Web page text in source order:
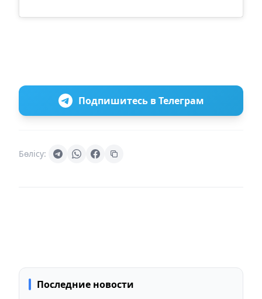
Подпишитесь в Телеграм
Бөлісу:
Последние новости